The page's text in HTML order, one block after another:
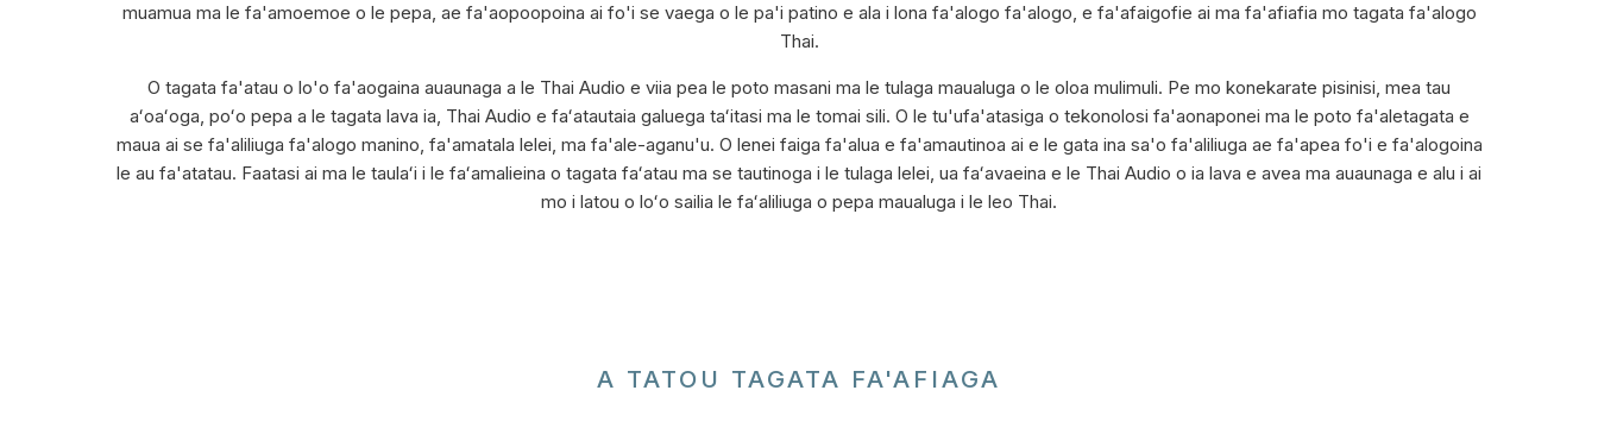
muamua ma le fa'amoemoe o le pepa, ae fa'aopoopoina ai fo'i se vaega o le pa'i patino e ala i lona fa'alogo fa'alogo, e fa'afaigofie ai ma fa'afiafia mo tagata fa'alogo
Thai.
O tagata fa'atau o lo'o fa'aogaina auaunaga a le Thai Audio e viia pea le poto masani ma le tulaga maualuga o le oloa mulimuli. Pe mo konekarate pisinisi, mea tau
aʻoaʻoga, poʻo pepa a le tagata lava ia, Thai Audio e faʻatautaia galuega taʻitasi ma le tomai sili. O le tu'ufa'atasiga o tekonolosi fa'aonaponei ma le poto fa'aletagata e
maua ai se fa'aliliuga fa'alogo manino, fa'amatala lelei, ma fa'ale-aganu'u. O lenei faiga fa'alua e fa'amautinoa ai e le gata ina sa'o fa'aliliuga ae fa'apea fo'i e fa'alogoina
le au fa'atatau. Faatasi ai ma le taulaʻi i le faʻamalieina o tagata faʻatau ma se tautinoga i le tulaga lelei, ua faʻavaeina e le Thai Audio o ia lava e avea ma auaunaga e alu i ai
mo i latou o loʻo sailia le faʻaliliuga o pepa maualuga i le leo Thai.
A TATOU TAGATA FA'AFIAGA